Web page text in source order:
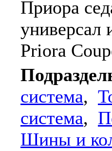
Приора
универсал
Priora
система,
система,
Шины и